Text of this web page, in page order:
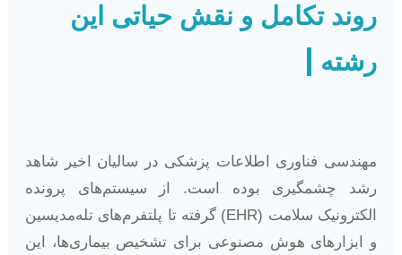
روند تکامل و نقش حیاتی این
رشته
مهندسی فناوری اطلاعات پزشکی در سالیان اخیر شاهد
رشد چشمگیری بوده است. از سیستم‌های پرونده
الکترونیک سلامت (EHR) گرفته تا پلتفرم‌های تله‌مدیسین
و ابزارهای هوش مصنوعی برای تشخیص بیماری‌ها، این